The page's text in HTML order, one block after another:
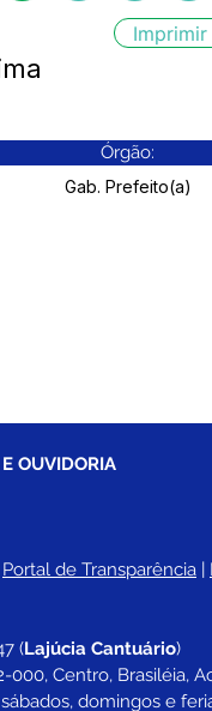
Imprimir
Órgão:
Gab. Prefeito(a)
OUVIDORIA
Portal de Transparência |
(Lajúcia Cantuário)
000, Centro, Brasiléia,
domingos e